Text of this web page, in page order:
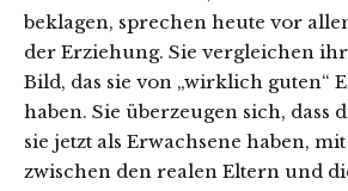
beklagen, sprechen heute vor
der Erziehung. Sie vergleichen
Bild, das sie von „wirklich guten“
haben. Sie überzeugen sich, dass
sie jetzt als Erwachsene haben,
zwischen den realen Eltern und